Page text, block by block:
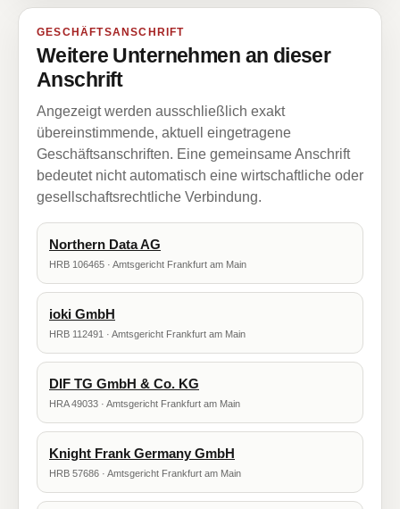
GESCHÄFTSANSCHRIFT
Weitere Unternehmen an dieser
Anschrift
Angezeigt werden ausschließlich exakt
übereinstimmende, aktuell eingetragene
Geschäftsanschriften. Eine gemeinsame Anschrift
bedeutet nicht automatisch eine wirtschaftliche oder
gesellschaftsrechtliche Verbindung.
Northern Data AG
HRB 106465 · Amtsgericht Frankfurt am Main
ioki GmbH
HRB 112491 · Amtsgericht Frankfurt am Main
DIF TG GmbH & Co. KG
HRA 49033 · Amtsgericht Frankfurt am Main
Knight Frank Germany GmbH
HRB 57686 · Amtsgericht Frankfurt am Main